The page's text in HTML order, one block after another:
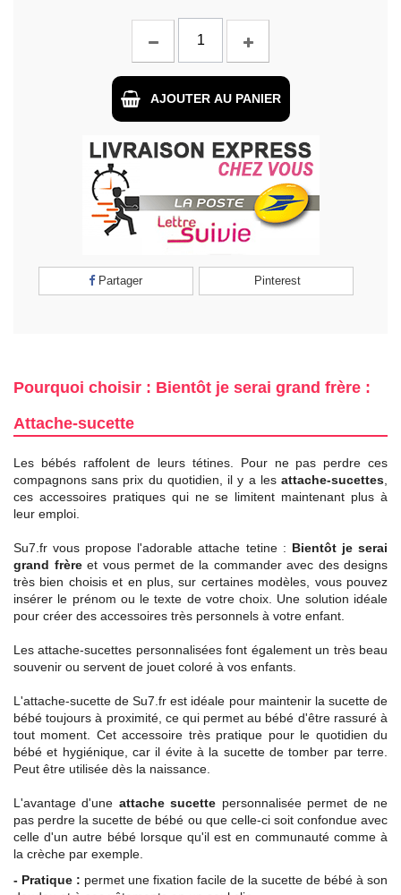
AJOUTER AU PANIER
Partager Pinterest
Pourquoi choisir : Bientôt je serai grand frère :
Attache-sucette
Les bébés raffolent de leurs tétines. Pour ne pas perdre ces
compagnons sans prix du quotidien, il y a les attache-sucettes
ces accessoires pratiques qui ne se limitent maintenant plus à
leur emploi.
Su7.fr vous propose l'adorable attache tetine : Bientôt je serai
grand frèreet vous permet de la commander avec des designs
très bien choisis et en plus, sur certaines modèles, vous pouvez
insérer le prénom ou le texte de votre choix. Une solution idéale
pour créer des accessoires très personnels à votre enfant.
Les attache-sucettes personnalisées font également un très beau
souvenir ou servent de jouet coloré à vos enfants.
L'attache-sucette de Su7.fr est idéale pour maintenir la sucette de
bébé toujours à proximité, ce qui permet au bébé d'être rassuré à
tout moment. Cet accessoire très pratique pour le quotidien du
bébé et hygiénique, car il évite à la sucette de tomber par terre.
Peut être utilisée dès la naissance.
L'avantage d'une attache sucette personnalisée permet de ne
pas perdre la sucette de bébé ou que celle-ci soit confondue avec
celle d'un autre bébé lorsque qu'il est en communauté comme à
la crèche par exemple.
- Pratique : permet une fixation facile de la sucette de bébé à son